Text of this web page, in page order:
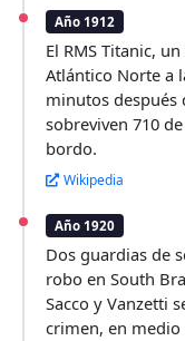
Año 1912
El RMS Titanic,
Atlántico Norte a
minutos después
sobreviven 710
bordo.
Wikipedia
Año 1920
Dos guardias de
robo en South
Sacco y Vanzetti
crimen, en